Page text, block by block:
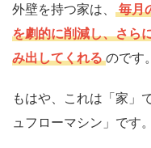
外壁を持つ家は、
毎月
を劇的に削減し、さら
み出してくれる のです。
もはや、これは「家」
ュフローマシン」です。